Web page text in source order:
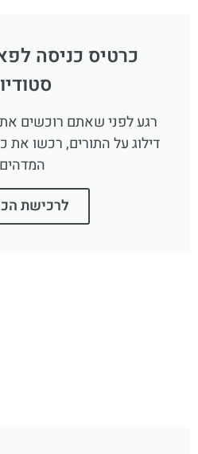
כרטיס כניסה
רגע לפני שאתם רוכשים
דילוג על התורים, רכשו
לרכישת